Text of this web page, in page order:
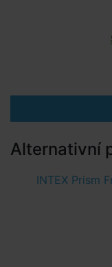
Alternativní
INTEX Prism